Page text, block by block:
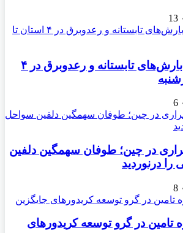
13
هشدار تداوم بارش‌های تابستانه و رعدوبرق در ۴
6
در چین؛ طوفان سهمگین دلفین
درنوردید
8
تامین در گرو توسعه کریدورهای